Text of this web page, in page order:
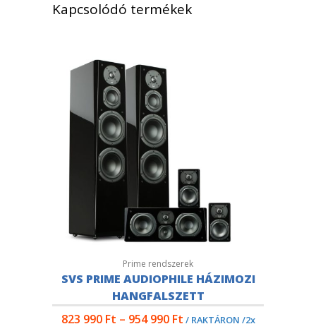
Kapcsolódó termékek
Prime rendszerek
SVS PRIME AUDIOPHILE HÁZIMOZI
HANGFALSZETT
823 990 Ft – 954 990 Ft / RAKTÁRON /2x